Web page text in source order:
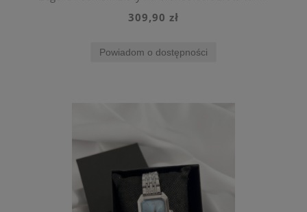
309,90 zł
Powiadom o dostępności